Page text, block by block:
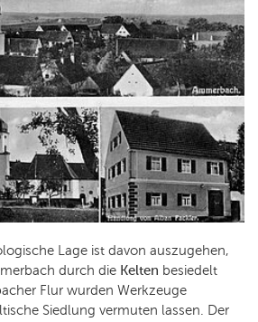
Lage ist davon auszugehen,
durch die Kelten besiedelt
Flur wurden Werkzeuge
Siedlung vermuten lassen. Der